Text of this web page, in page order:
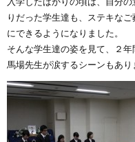
りだった学生達も、ステキな
にできるようになりました。
そんな学生達の姿を見て、２
馬場先生が涙するシーンもあり